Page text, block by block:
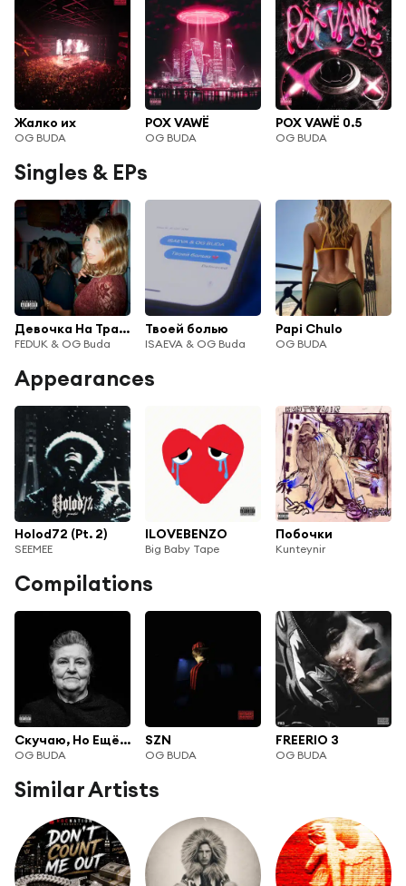
Жалко их
OG BUDA
POX VAWË
OG BUDA
POX VAWË 0.5
OG BUDA
Singles & EPs
Девочка На Трапе
FEDUK & OG Buda
Твоей болью
ISAEVA & OG Buda
Papi Chulo
OG BUDA
Appearances
Holod72 (Pt. 2)
SEEMEE
ILOVEBENZO
Big Baby Tape
Побочки
Kunteynir
Compilations
Скучаю, Но Ещё Работаю
OG BUDA
SZN
OG BUDA
FREERIO 3
OG BUDA
Similar Artists